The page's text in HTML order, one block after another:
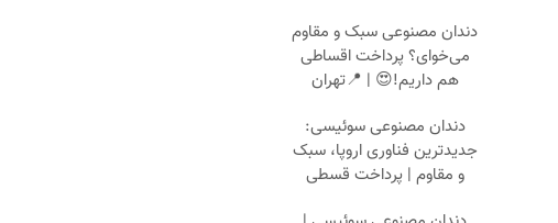
دندان مصنوعی سبک و مقاوم
می‌خوای؟ پرداخت اقساطی
هم داریم!😍 | 📍تهران
دندان مصنوعی سوئیسی:
جدیدترین فناوری اروپا، سبک
و مقاوم | پرداخت قسطی